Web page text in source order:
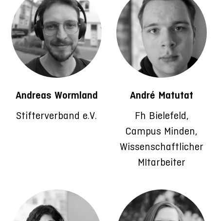
Andreas Wormland
Stifterverband e.V.
André Matutat
Fh Bielefeld,
Campus Minden,
Wissenschaftlicher
MItarbeiter